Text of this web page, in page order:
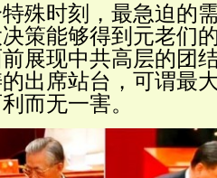
殊时刻，最急迫的
策能够得到元老们
展现中共高层的团
出席站台，可谓最
而无一害。